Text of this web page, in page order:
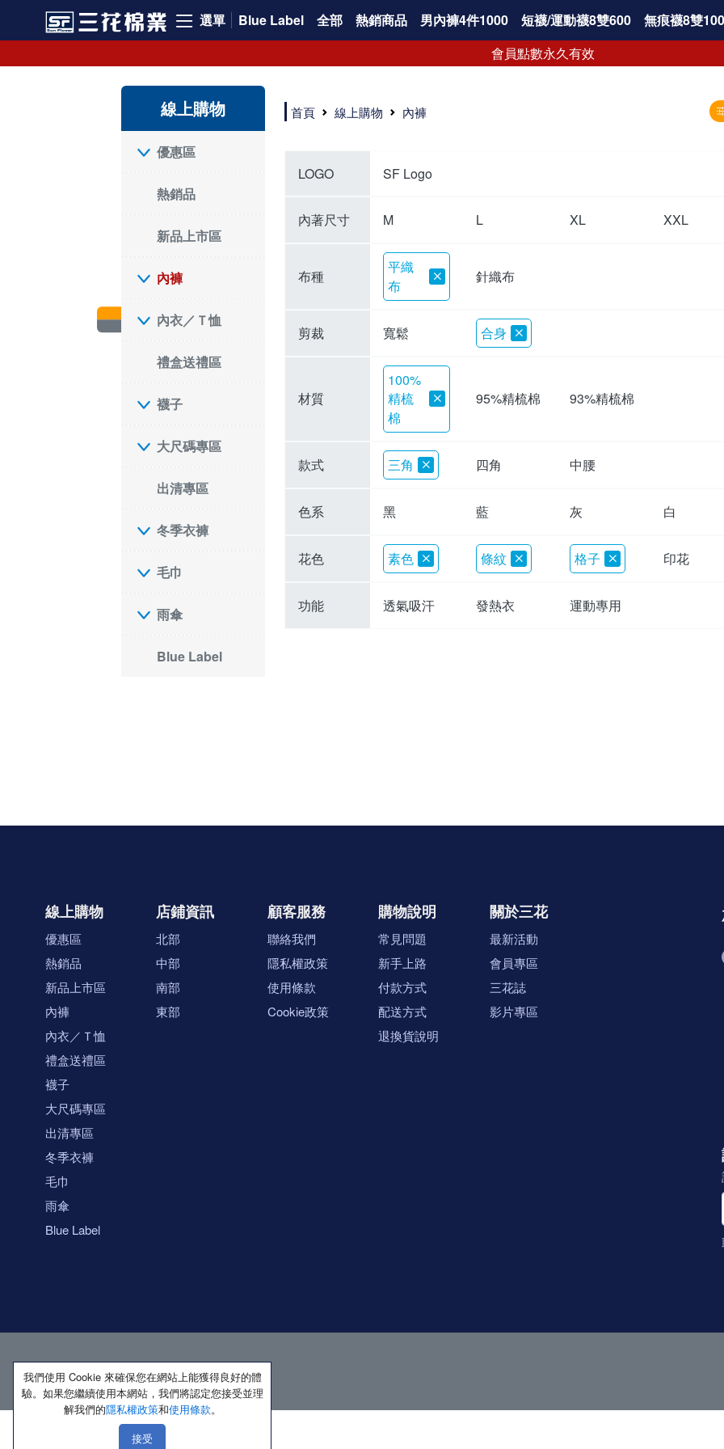
選單 Blue Label 全部 熱銷商品 男內褲4件1000 短襪/運動襪8雙600 無痕襪8雙
會員點數永久有效
線上購物
優惠區
熱銷品
新品上市區
內褲
內衣／Ｔ恤
禮盒送禮區
襪子
大尺碼專區
出清專區
冬季衣褲
毛巾
雨傘
Blue Label
選擇內褲、平口褲、純棉內褲首重品質。舒適、透氣的內褲、平口褲、純棉內褲能影響健康，須謹慎挑選。三花內褲透氣不悶，值得信賴！
三花內褲、平口褲、純棉內褲50年來持續升級，符合人體工學設計，柔軟無勒痕的鬆緊帶。三花內褲是肌膚好友，口碑熱銷！
選擇內褲首重品質。三花內褲50年來不斷升級，證明其卓越品質。符合人體工學剪裁，柔軟無痕鬆緊帶，是必買首選。兼具品質與外型，與肌膚零感接觸，穿著舒適，看來有質感。三花內褲設計獨特，質料優良，專業剪裁，呵護肌膚。新鮮高品質棉材製成，多款選擇，耐洗耐穿，三花內褲絕對首選。
"內褲購買及使用經驗網友來信分享 近年來，我經常在大型連鎖賣場如佳瑪、美華泰等地看到三花內褲的展示。最近一兩年，甚至百貨公司及街頭店鋪都開始大量出現三花專櫃或專賣店。我猜測，這應該是三花在營運策略上的調整，才使得這些改變成為現實。 本來，三花內褲一直是消費者選購內褲時的熱門選項之一。內褲櫃點的增多使我更加注意到這個品牌，因此我在選購內褲時，特意多研究了一下三花內褲的設計。 先從內褲外層包裝談起，有些內褲有PP袋包裝，有些則沒有。雖然這是一件小事，但我發現朋友們中有人會介意內褲包裝沒有PP袋。他們認為沒有PP袋會使包裝不夠精美。對我來說，有PP袋確實能提升包裝的精緻度，但內褲不裝PP袋其實也算是環保。所以，這就看每個人對內褲包裝的需求和感受了。 每次購買內褲時，我都會特別帶一件五片式剪裁的內褲。三花的平口內褲被稱為全國第一件五片式剪裁內褲，這話應該不是隨便說說的，畢竟三花是一個擁有超過50年歷史的老品牌，專注於研發和改良內褲。當初，我覺得這種設計有些花俏，只是圖個新鮮買來試試，結果發現內褲多一片真的有其優勢，尤其是減少了內褲卡屁的次數。雖然這個狀況不可能完全消失，但大大增加了穿著的舒適度。 三花內褲的價格也在我能接受的範圍內，因此它逐漸成為我的心頭好。此外，內褲選購時的另一個重要因素是鬆緊帶。看內褲是否舊了，第一眼通常看鬆緊帶。故意或不小心露出內褲褲頭的時候，印象分數也是由鬆緊帶決定的。 很多內褲品牌強調鬆緊帶的造型及花樣，這類內褲非常適合一些特殊場合，如單身聯誼或約會時穿著，能夠加分不少。日常使用的內褲則建議選擇鬆緊帶不易鬆垮的，花樣其次。三花特別強調內褲鬆緊帶的耐洗度，而其他品牌鮮少提及這一點。 分場合選擇內褲是我的習慣。特殊場合內褲要講究一點，但平日則需要選擇鬆緊帶有保障的內褲。畢竟，內褲是每天陪伴我們超過12個小時的衣物，找到適合自己且耐洗耐穿高CP值的內褲才是最明智的選擇。 內褲畢竟是消耗品，定期更換非常重要。如果內褲沾染到髒污或處於潮濕的環境，就不應該撐太久。這是因為內褲長期接觸身體的重要部位，所以選擇和保養都要謹慎。 以上是我個人的內褲使用分享，並非業配，不代表任何人的立場。內褲還是要以自身體驗最為準確。希望大家都能找到適合自己的內褲，並多多支持台灣品牌。"
首頁 線上購物 內褲
LOGO SF Logo
內著尺寸 M L XL XXL
布種
平織
布
針織布
剪裁 寬鬆 合身
材質
100%
精梳
棉
95%精梳棉 93%精梳棉
款式 三角 四角 中腰
色系 黑 藍 灰 白
花色 素色 條紋 格子 印花
功能 透氣吸汗 發熱衣 運動專用
線上購物
優惠區
熱銷品
新品上市區
內褲
內衣／Ｔ恤
禮盒送禮區
襪子
大尺碼專區
出清專區
冬季衣褲
毛巾
雨傘
Blue Label
店鋪資訊
北部
中部
南部
東部
顧客服務
聯絡我們
隱私權政策
使用條款
Cookie政策
購物說明
常見問題
新手上路
付款方式
配送方式
退換貨說明
關於三花
最新活動
會員專區
三花誌
影片專區
著作權所有 保留一切權利
我們使用 Cookie 來確保您在網站上能獲得良好的體
驗。如果您繼續使用本網站，我們將認定您接受並理
解我們的隱私權政策和使用條款。
接受